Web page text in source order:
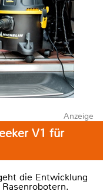
Anzeige
V1 für
die Entwicklung